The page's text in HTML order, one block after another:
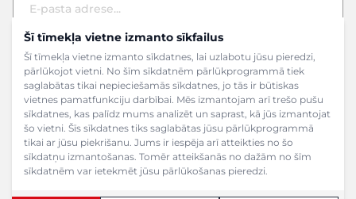
Šī tīmekļa vietne izmanto sīkfailus
Šī tīmekļa vietne izmanto sīkdatnes, lai uzlabotu jūsu pieredzi,
pārlūkojot vietni. No šīm sīkdatnēm pārlūkprogrammā tiek
saglabātas tikai nepieciešamās sīkdatnes, jo tās ir būtiskas
vietnes pamatfunkciju darbībai. Mēs izmantojam arī trešo pušu
sīkdatnes, kas palīdz mums analizēt un saprast, kā jūs izmantojat
šo vietni. Šīs sīkdatnes tiks saglabātas jūsu pārlūkprogrammā
tikai ar jūsu piekrišanu. Jums ir iespēja arī atteikties no šo
sīkdatņu izmantošanas. Tomēr atteikšanās no dažām no šīm
sīkdatnēm var ietekmēt jūsu pārlūkošanas pieredzi.
E-pasta adrese
Pieteikties